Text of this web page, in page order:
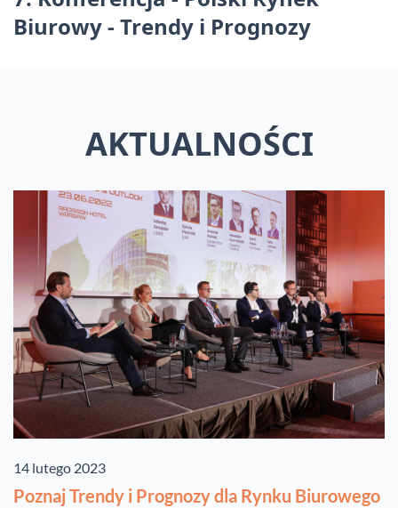
Biurowy - Trendy i Prognozy
AKTUALNOŚCI
14 lutego 2023
Poznaj Trendy i Prognozy dla Rynku Biurowego